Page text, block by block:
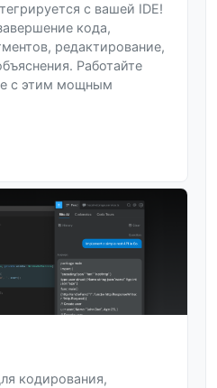
с вашей IDE!
кода,
редактирование,
Работайте
с этим мощным
кодирования,